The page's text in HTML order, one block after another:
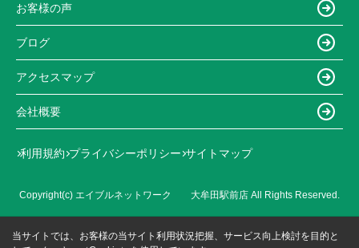
お客様の声
ブログ
アクセスマップ
会社概要
利用規約 プライバシーポリシー サイトマップ
Copyright(c) エイブルネットワーク 大牟田駅前店 All Rights Reserved.
当サイトでは、お客様の当サイト利用状況把握、サービス向上検討を目的と